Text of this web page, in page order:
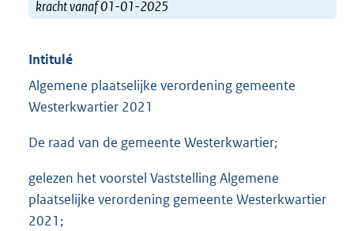
kracht vanaf 01-01-2025
Intitulé
Algemene plaatselijke verordening gemeente
Westerkwartier 2021
De raad van de gemeente Westerkwartier;
gelezen het voorstel Vaststelling Algemene
plaatselijke verordening gemeente Westerkwartier
2021;